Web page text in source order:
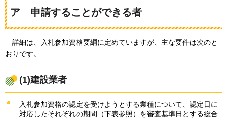
ア 申請することができる者
詳細は、
入札参加資格要綱に定めていますが、主な要件は次のと
おりです。
(1)建設業者
入札参加資格の認定を受けようとする業種について、認定日に
対応したそれぞれの期間（下表参照）を審査基準日とする総合